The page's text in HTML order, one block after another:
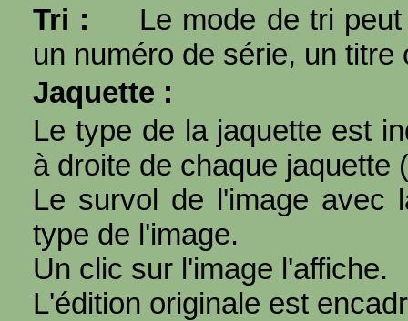
Tri :
Le mode de tri
un numéro de série, un titre
Jaquette :
Le type de la jaquette est
à droite de chaque jaquette (
Le survol de l'image avec
type de l'image.
Un clic sur l'image l'affiche.
L'édition originale est